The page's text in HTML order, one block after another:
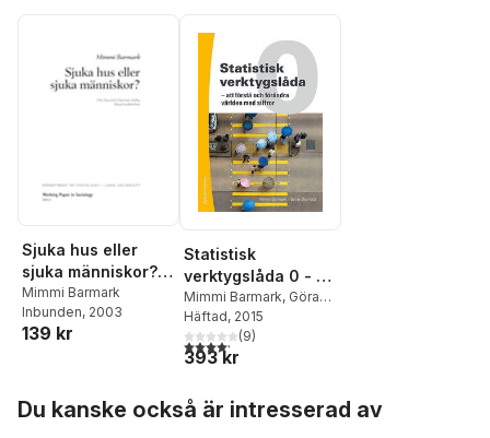
Sjuka hus eller
sjuka människor?,
Om
boenderelaterad
ohälsa bland
Mimmi Barmark
Inbunden, 2003
139 kr
Statistisk
verktygslåda 0 - -
att förstå och
förändra världen
med siffror (bok +
digital produkt)
Mimmi Barmark, Göran
Djurfeldt
Häftad, 2015
4,2utav 5 stjärnor. Totalt antal röster:
(9)
393 kr
Du kanske också är intresserad av